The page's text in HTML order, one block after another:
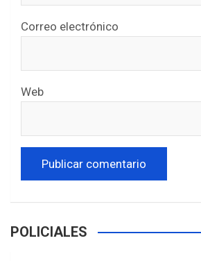
Correo electrónico
Web
POLICIALES